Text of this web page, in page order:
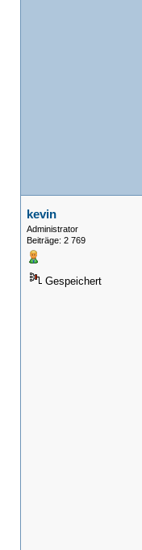
kevin
Administrator
Beiträge: 2 769
Gespeichert